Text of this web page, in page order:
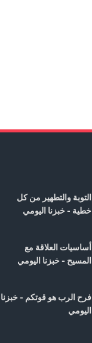
التوبة والتطهير من كل
خطية - خبزنا اليومي
أساسيات العلاقة مع
المسيح - خبزنا اليومي
فرح الرب هو قوتكم - خبزنا
اليومي